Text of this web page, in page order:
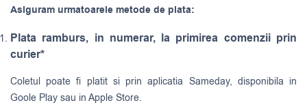
Asiguram urmatoarele metode de plata:
Plata ramburs, in numerar, la primirea comenzii prin
curier*
Coletul poate fi platit si prin aplicatia Sameday, disponibila in
Goole Play sau in Apple Store.